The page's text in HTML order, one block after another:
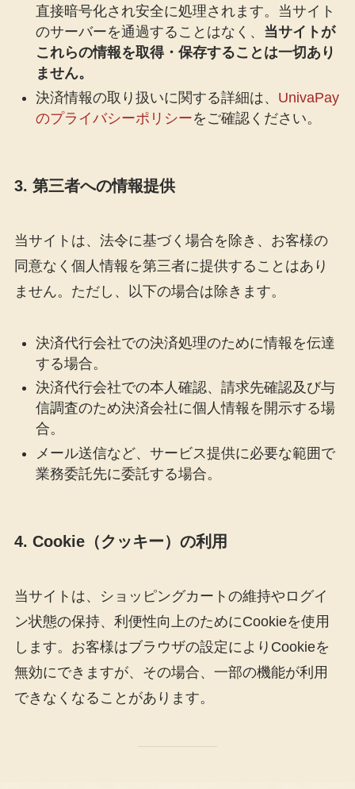
直接暗号化され安全に処理されます。当サイト
のサーバーを通過することはなく、 当サイトが
これらの情報を取得・保存することは一切あり
ません。
決済情報の取り扱いに関する詳細は、 UnivaPay
のプライバシーポリシーをご確認ください。
3. 第三者への情報提供
当サイトは、法令に基づく場合を除き、お客様の
同意なく個人情報を第三者に提供することはあり
ません。ただし、以下の場合は除きます。
決済代行会社での決済処理のために情報を伝達
する場合。
決済代行会社での本人確認、請求先確認及び与
信調査のため決済会社に個人情報を開示する場
合。
メール送信など、サービス提供に必要な範囲で
業務委託先に委託する場合。
4. Cookie（クッキー）の利用
当サイトは、ショッピングカートの維持やログイ
ン状態の保持、利便性向上のためにCookieを使用
します。お客様はブラウザの設定によりCookieを
無効にできますが、その場合、一部の機能が利用
できなくなることがあります。